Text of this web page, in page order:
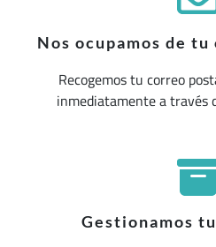
Nos ocupamos de
Recogemos tu correo
inmediatamente a través
Gestionamos